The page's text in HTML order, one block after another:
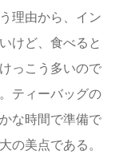
理由から、イン
けど、食べると
っこう多いので
ティーバッグの
な時間で準備で
の美点である。